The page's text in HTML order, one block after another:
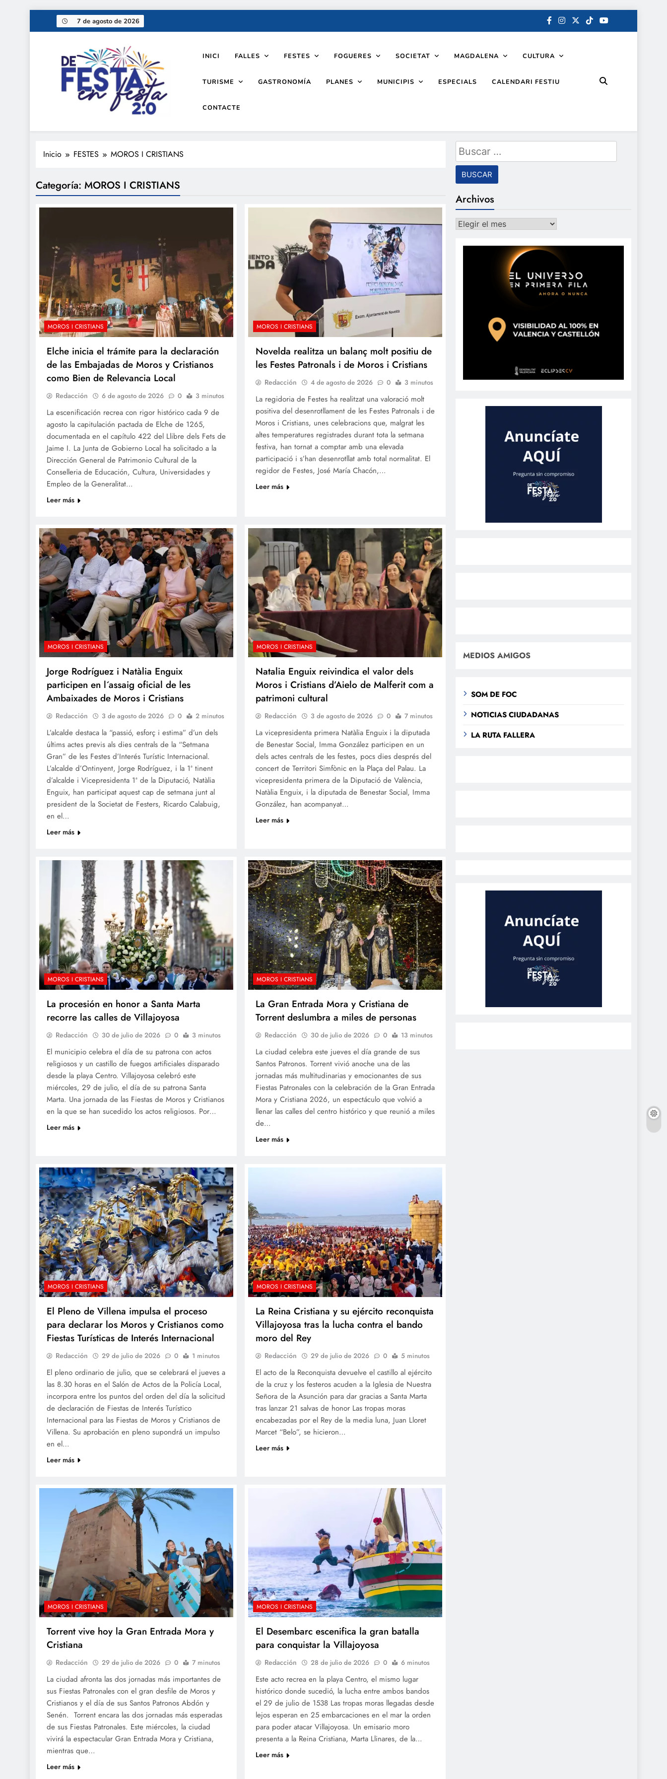
7 de agosto de 2026
De festa en festa 2.0
INICI FALLES FESTES FOGUERES SOCIETAT MAGDALENA CULTURA
TURISME GASTRONOMÍA PLANES MUNICIPIS ESPECIALS CALENDARI FESTIU
CONTACTE
Inicio FESTES MOROS I CRISTIANS
Categoría: MOROS I CRISTIANS
MOROS I CRISTIANS
Elche inicia el trámite para la declaración
de las Embajadas de Moros y Cristianos
como Bien de Relevancia Local
Redacción 6 de agosto de 2026 0 3 minutos
La escenificación recrea con rigor histórico cada 9 de
agosto la capitulación pactada de Elche de 1265,
documentada en el capítulo 422 del Llibre dels Fets de
Jaime I. La Junta de Gobierno Local ha solicitado a la
Dirección General de Patrimonio Cultural de la
Conselleria de Educación, Cultura, Universidades y
Empleo de la Generalitat…
Leer más
MOROS I CRISTIANS
Novelda realitza un balanç molt positiu de
les Festes Patronals i de Moros i Cristians
Redacción 4 de agosto de 2026 0 3 minutos
La regidoria de Festes ha realitzat una valoració molt
positiva del desenrotllament de les Festes Patronals i de
Moros i Cristians, unes celebracions que, malgrat les
altes temperatures registrades durant tota la setmana
festiva, han tornat a comptar amb una elevada
participació i s’han desenrotllat amb total normalitat. El
regidor de Festes, José María Chacón,…
Leer más
MOROS I CRISTIANS
Jorge Rodríguez i Natàlia Enguix
participen en l´assaig oficial de les
Ambaixades de Moros i Cristians
Redacción 3 de agosto de 2026 0 2 minutos
L’alcalde destaca la “passió, esforç i estima” d’un dels
últims actes previs als dies centrals de la “Setmana
Gran” de les Festes d’Interés Turístic Internacional.
L’alcalde d’Ontinyent, Jorge Rodríguez, i la 1ª tinent
d’alcalde i Vicepresidenta 1ª de la Diputació, Natàlia
Enguix, han participat aquest cap de setmana junt al
president de la Societat de Festers, Ricardo Calabuig,
en el…
Leer más
MOROS I CRISTIANS
Natalia Enguix reivindica el valor dels
Moros i Cristians d’Aielo de Malferit com a
patrimoni cultural
Redacción 3 de agosto de 2026 0 7 minutos
La vicepresidenta primera Natàlia Enguix i la diputada
de Benestar Social, Imma González participen en un
dels actes centrals de les festes, pocs dies després del
concert de Territori Simfònic en la Plaça del Palau. La
vicepresidenta primera de la Diputació de València,
Natàlia Enguix, i la diputada de Benestar Social, Imma
González, han acompanyat…
Leer más
MOROS I CRISTIANS
La procesión en honor a Santa Marta
recorre las calles de Villajoyosa
Redacción 30 de julio de 2026 0 3 minutos
El municipio celebra el día de su patrona con actos
religiosos y un castillo de fuegos artificiales disparado
desde la playa Centro. Villajoyosa celebró este
miércoles, 29 de julio, el día de su patrona Santa
Marta. Una jornada de las Fiestas de Moros y Cristianos
en la que se han sucedido los actos religiosos. Por…
Leer más
MOROS I CRISTIANS
La Gran Entrada Mora y Cristiana de
Torrent deslumbra a miles de personas
Redacción 30 de julio de 2026 0 13 minutos
La ciudad celebra este jueves el día grande de sus
Santos Patronos. Torrent vivió anoche una de las
jornadas más multitudinarias y emocionantes de sus
Fiestas Patronales con la celebración de la Gran Entrada
Mora y Cristiana 2026, un espectáculo que volvió a
llenar las calles del centro histórico y que reunió a miles
de…
Leer más
MOROS I CRISTIANS
El Pleno de Villena impulsa el proceso
para declarar los Moros y Cristianos como
Fiestas Turísticas de Interés Internacional
Redacción 29 de julio de 2026 0 1 minutos
El pleno ordinario de julio, que se celebrará el jueves a
las 8.30 horas en el Salón de Actos de la Policía Local,
incorpora entre los puntos del orden del día la solicitud
de declaración de Fiestas de Interés Turístico
Internacional para las Fiestas de Moros y Cristianos de
Villena. Su aprobación en pleno supondrá un impulso
en el…
Leer más
MOROS I CRISTIANS
La Reina Cristiana y su ejército reconquista
Villajoyosa tras la lucha contra el bando
moro del Rey
Redacción 29 de julio de 2026 0 5 minutos
El acto de la Reconquista devuelve el castillo al ejército
de la cruz y los festeros acuden a la Iglesia de Nuestra
Señora de la Asunción para dar gracias a Santa Marta
tras lanzar 21 salvas de honor Las tropas moras
encabezadas por el Rey de la media luna, Juan Lloret
Marcet “Belo”, se hicieron…
Leer más
MOROS I CRISTIANS
Torrent vive hoy la Gran Entrada Mora y
Cristiana
Redacción 29 de julio de 2026 0 7 minutos
La ciudad afronta las dos jornadas más importantes de
sus Fiestas Patronales con el gran desfile de Moros y
Cristianos y el día de sus Santos Patronos Abdón y
Senén. Torrent encara las dos jornadas más esperadas
de sus Fiestas Patronales. Este miércoles, la ciudad
vivirá la espectacular Gran Entrada Mora y Cristiana,
mientras que…
Leer más
MOROS I CRISTIANS
El Desembarc escenifica la gran batalla
para conquistar la Villajoyosa
Redacción 28 de julio de 2026 0 6 minutos
Este acto recrea en la playa Centro, el mismo lugar
histórico donde sucedió, la lucha entre ambos bandos
el 29 de julio de 1538 Las tropas moras llegadas desde
lejos esperan en 25 embarcaciones en el mar la orden
para poder atacar Villajoyosa. Un emisario moro
presenta a la Reina Cristiana, Marta Llinares, de la…
Leer más
Buscar:
Archivos
Archivos
MEDIOS AMIGOS
SOM DE FOC
NOTICIAS CIUDADANAS
LA RUTA FALLERA